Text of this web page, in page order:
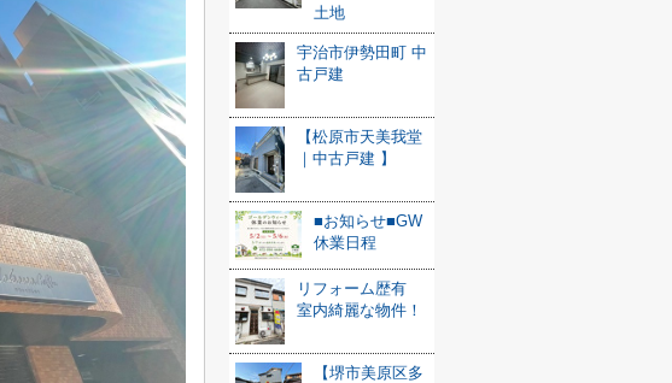
土地
宇治市伊勢田町 中
古戸建
【松原市天美我堂
｜中古戸建 】
■お知らせ■GW
休業日程
リフォーム歴有
室内綺麗な物件！
【堺市美原区多